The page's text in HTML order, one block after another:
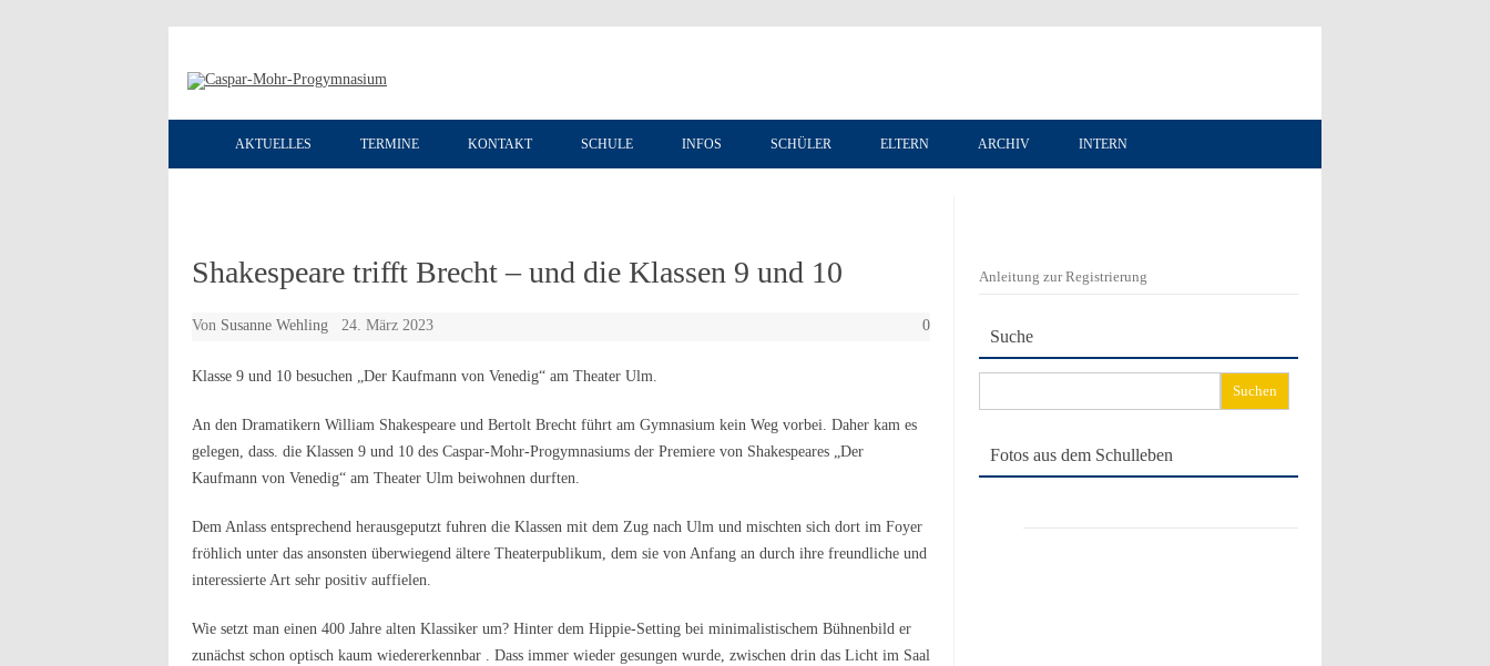
AKTUELLES TERMINE KONTAKT SCHULE INFOS SCHÜLER ELTERN ARCHIV INTERN
Shakespeare trifft Brecht – und die Klassen 9 und 10
Von Susanne Wehling 24. März 2023 0
Klasse 9 und 10 besuchen „Der Kaufmann von Venedig“ am Theater Ulm.
An den Dramatikern William Shakespeare und Bertolt Brecht führt am Gymnasium kein Weg vorbei. Daher kam es
gelegen, dass. die Klassen 9 und 10 des Caspar-Mohr-Progymnasiums der Premiere von Shakespeares „Der
Kaufmann von Venedig“ am Theater Ulm beiwohnen durften.
Dem Anlass entsprechend herausgeputzt fuhren die Klassen mit dem Zug nach Ulm und mischten sich dort im Foyer
fröhlich unter das ansonsten überwiegend ältere Theaterpublikum, dem sie von Anfang an durch ihre freundliche und
interessierte Art sehr positiv auffielen.
Wie setzt man einen 400 Jahre alten Klassiker um? Hinter dem Hippie-Setting bei minimalistischem Bühnenbild er
zunächst schon optisch kaum wiedererkennbar . Dass immer wieder gesungen wurde, zwischen drin das Licht im Saal
Anleitung zur Registrierung
Suche
nach:
Fotos aus dem Schulleben